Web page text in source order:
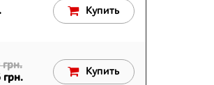
Купить
грн.
Купить